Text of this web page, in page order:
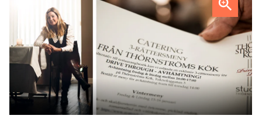
Anne Thörnström har jobbat hårt med att få bort
stelheten i fine dining.
"Vi vill stå för en skön upplevelse", säger hon.Foto: Nicke
Johansson